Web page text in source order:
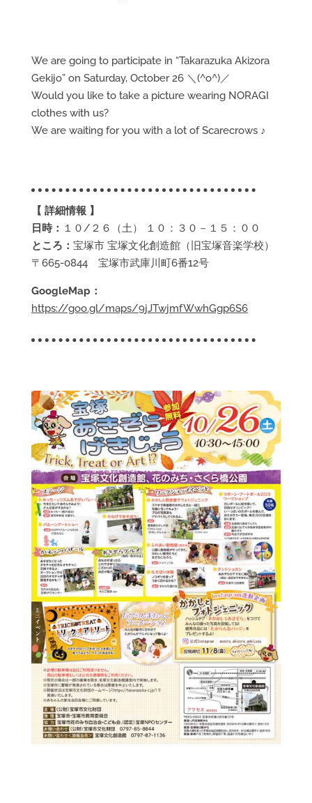
We are going to participate in “Takarazuka Akizora
Gekijo” on Saturday, October 26 ＼(^o^)／
Would you like to take a picture wearing NORAGI
clothes with us?
We are waiting for you with a lot of Scarecrows ♪
【 詳細情報 】
日時： １０/２６（土） １０：３０－１５：００
ところ： 宝塚市 宝塚文化創造館（旧宝塚音楽学校）
〒665-0844 宝塚市武庫川町6番12号
GoogleMap：
https://goo.gl/maps/9jJTwjmfWwhGgp6S6